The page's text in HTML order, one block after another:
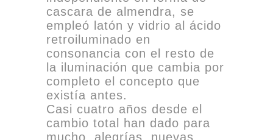
cascara de almendra, se
empleó latón y vidrio al ácido
retroiluminado en
consonancia con el resto de
la iluminación que cambia por
completo el concepto que
existía antes.
Casi cuatro años desde el
cambio total han dado para
mucho, alegrías, nuevas